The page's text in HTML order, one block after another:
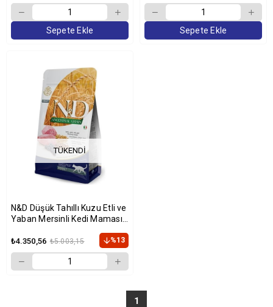
Sepete Ekle Sepete Ekle
TÜKENDI
N&D Düşük Tahıllı Kuzu Etli ve
Yaban Mersinli Kedi Maması
₺4.350,56 ₺5.003,15 %13
1